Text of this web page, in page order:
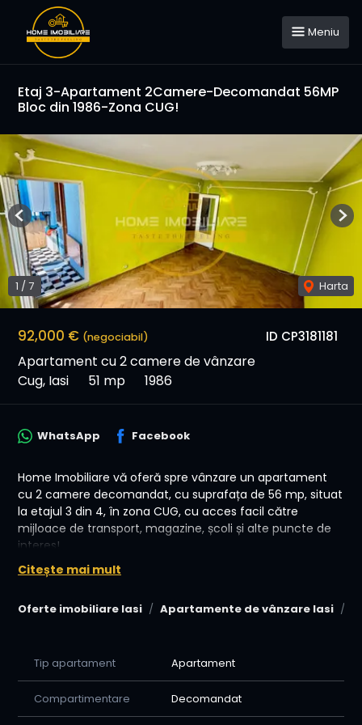
Meniu
Etaj 3-Apartament 2Camere-Decomandat 56MP
Bloc din 1986-Zona CUG!
ID CP3181181
92,000 € (negociabil)
Apartament cu 2 camere de vânzare
Cug, Iasi
51 mp 1986
1 /7 Harta
Previous
Oferte imobiliare Iasi Apartamente de vânzare Iasi
WhatsApp Facebook
Home Imobiliare vă oferă spre vânzare un apartament
cu 2 camere decomandat, cu suprafața de 56 mp, situat
la etajul 3 din 4, în zona CUG, cu acces facil către
mijloace de transport, magazine, școli și alte puncte de
interes!
compartimentare decomandată;
centrală termică proprie;
boxă la subsol inclusă în preț;
se vinde gol, fiind pregătit pentru renovare și
personalizare.
Citește mai mult
Tip apartament Apartament
Compartimentare Decomandat